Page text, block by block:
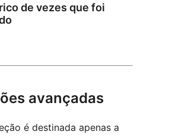
de vezes que foi
avançadas
é destinada apenas a